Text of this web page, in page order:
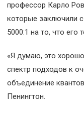
профессор Карло
которые заключили
5000:1 на то, что его
«Я думаю, это
спектр подходов к
объединение
Пенингтон.